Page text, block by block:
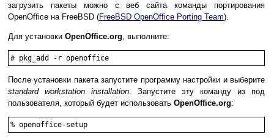
загрузить пакеты можно с веб сайта команды портирования
OpenOffice на FreeBSD (FreeBSD OpenOffice Porting Team).
Для установки OpenOffice.org, выполните:
# pkg_add -r openoffice
После установки пакета запустите программу настройки и выберите
standard workstation installation. Запустите эту команду из под
пользователя, который будет использовать OpenOffice.org:
% openoffice-setup